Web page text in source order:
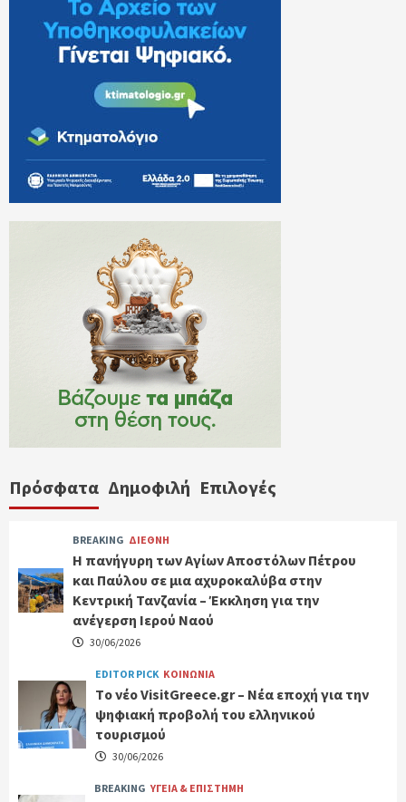
Πρόσφατα Δημοφιλή Επιλογές
BREAKING ΔΙΕΘΝΗ
Η πανήγυρη των Αγίων Αποστόλων Πέτρου
και Παύλου σε μια αχυροκαλύβα στην
Κεντρική Τανζανία – Έκκληση για την
ανέγερση Ιερού Ναού
30/06/2026
EDITOR PICK ΚΟΙΝΩΝΙΑ
Tο νέο VisitGreece.gr – Νέα εποχή για την
ψηφιακή προβολή του ελληνικού
τουρισμού
30/06/2026
BREAKING ΥΓΕΙΑ & ΕΠΙΣΤΗΜΗ